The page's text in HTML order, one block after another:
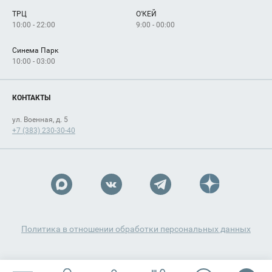
Как добраться
ТРЦ
10:00 - 22:00
О'КЕЙ
9:00 - 00:00
Синема Парк
10:00 - 03:00
КОНТАКТЫ
ул. Военная, д. 5
+7 (383) 230-30-40
Политика в отношении обработки персональных данных